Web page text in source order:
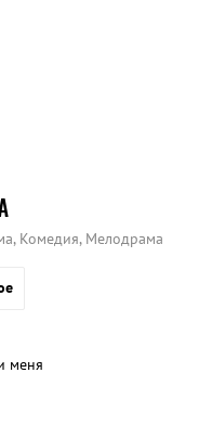
Комедия, Мелодрама